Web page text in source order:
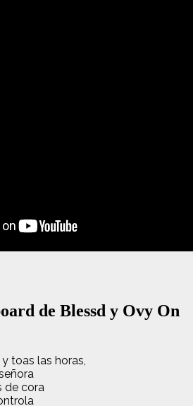
de Blessd y Ovy On
toas las horas,
de cora